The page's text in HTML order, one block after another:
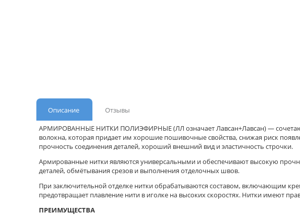
Описание
Отзывы
АРМИРОВАННЫЕ НИТКИ ПОЛИЭФИРНЫЕ (ЛЛ означает Лавсан+Лавсан) — сочетают
волокна, которая придает им хорошие пошивочные свойства, снижая риск
прочность соединения деталей, хороший внешний вид и эластичность строчки.
Армированные нитки являются универсальными и обеспечивают высокую
деталей, обмётывания срезов и выполнения отделочных швов.
При заключительной отделке нитки обрабатываются составом, включающим
предотвращает плавление нити в иголке на высоких скоростях. Нитки имеют
ПРЕИМУЩЕСТВА